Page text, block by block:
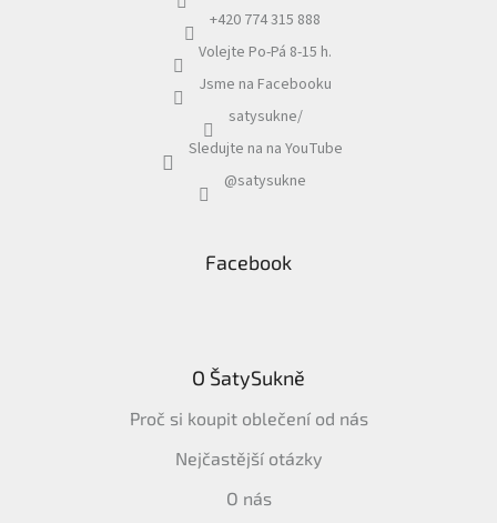
+420 774 315 888
Volejte Po-Pá 8-15 h.
Jsme na Facebooku
satysukne/
Sledujte na na YouTube
@satysukne
Facebook
O ŠatySukně
Proč si koupit oblečení od nás
Nejčastější otázky
O nás